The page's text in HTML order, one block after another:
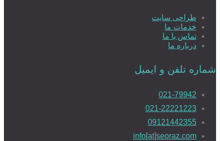
طراحی سایت
خدمات ما
تماس با ما
درباره ما
شماره تلفن و ایمیل
021-79942
021-22221223
09121442355
info[at]seoraz.com